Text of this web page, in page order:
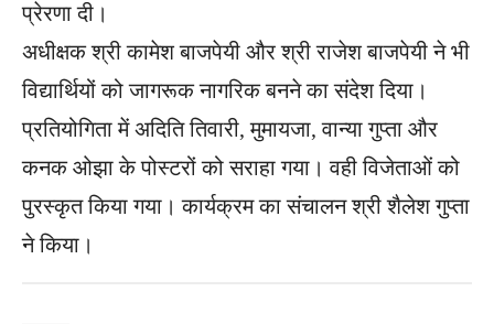
प्रेरणा दी।
अधीक्षक श्री कामेश बाजपेयी और श्री राजेश बाजपेयी ने भी
विद्यार्थियों को जागरूक नागरिक बनने का संदेश दिया।
प्रतियोगिता में अदिति तिवारी, मुमायजा, वान्या गुप्ता और
कनक ओझा के पोस्टरों को सराहा गया। वही विजेताओं को
पुरस्कृत किया गया। कार्यक्रम का संचालन श्री शैलेश गुप्ता
ने किया।